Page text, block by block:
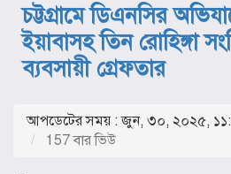
চট্টগ্রামে ডিএনসির
ইয়াবাসহ তিন রোহিঙ্গা
ব্যবসায়ী গ্রেফতার
আপডেটের সময় : জুন, ৩০, ২০২৫,
157 বার ভিউ